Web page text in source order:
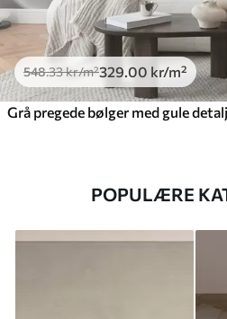
548.33kr/m²329 .00 kr/m²
Grå pregede bølger med gule
POPULÆRE